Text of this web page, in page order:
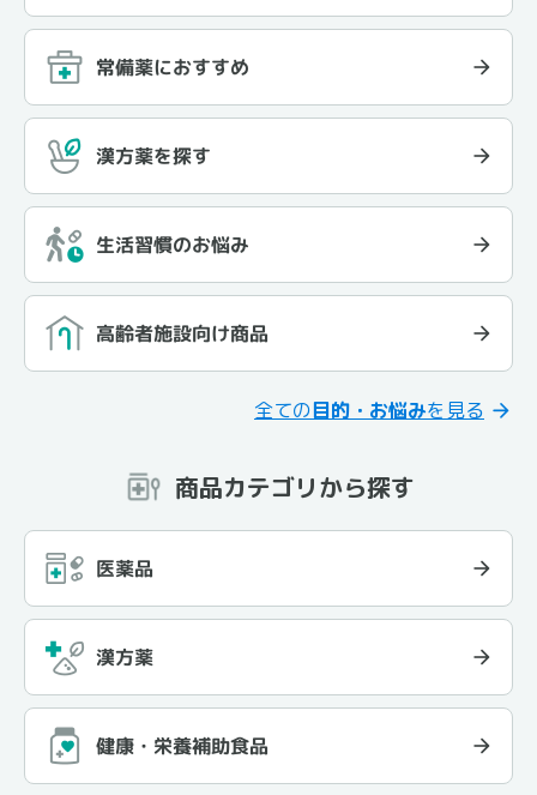
常備薬におすすめ
漢方薬を探す
生活習慣のお悩み
高齢者施設向け商品
全ての目的・お悩みを見る
商品カテゴリから探す
医薬品
漢方薬
健康・栄養補助食品